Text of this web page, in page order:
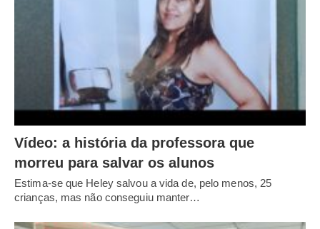
Vídeo: a história da professora que
morreu para salvar os alunos
Estima-se que Heley salvou a vida de, pelo menos, 25
crianças, mas não conseguiu manter…